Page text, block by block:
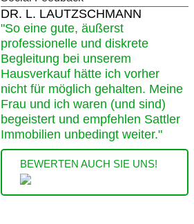
DR. L. LAUTZSCHMANN
"So eine gute, äußerst
professionelle und diskrete
Begleitung bei unserem
Hausverkauf hätte ich vorher
nicht für möglich gehalten. Meine
Frau und ich waren (und sind)
begeistert und empfehlen Sattler
Immobilien unbedingt weiter."
BEWERTEN AUCH SIE UNS!